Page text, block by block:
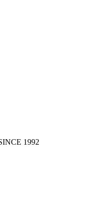
1992